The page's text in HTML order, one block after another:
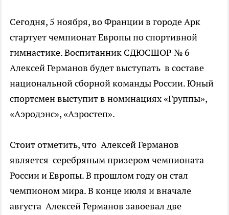
Сегодня, 5 ноября, во Франции в городе Арк
стартует чемпионат Европы по спортивной
гимнастике. Воспитанник СДЮСШОР № 6
Алексей Германов будет выступать в составе
национальной сборной команды России. Юный
спортсмен выступит в номинациях «Группы»,
«Аэродэнс», «Аэростеп».
Стоит отметить, что Алексей Германов
является серебряным призером чемпионата
России и Европы. В прошлом году он стал
чемпионом мира. В конце июля и вначале
августа Алексей Германов завоевал две